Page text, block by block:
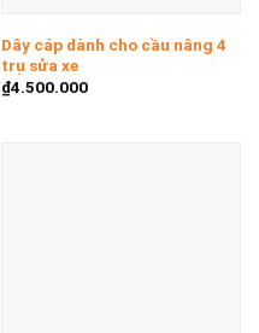
Dây cáp dành cho cầu nâng 4
trụ sửa xe
₫4.500.000